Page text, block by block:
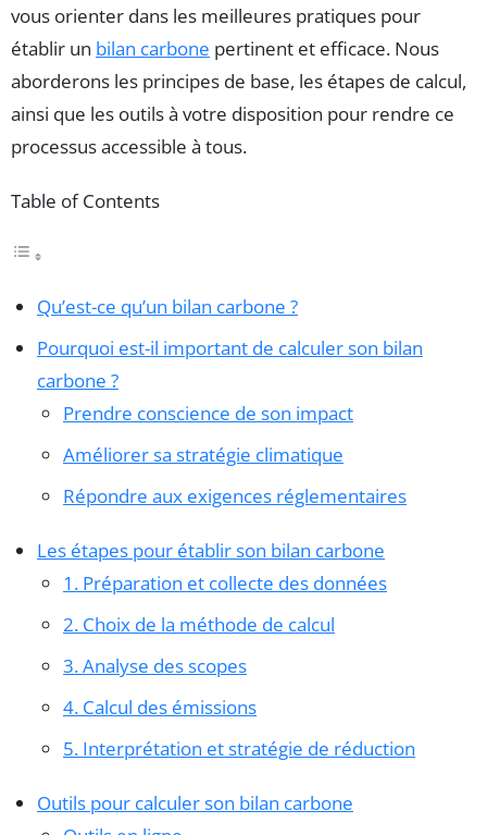
vous orienter dans les meilleures pratiques pour
établir un bilan carbone pertinent et efficace. Nous
aborderons les principes de base, les étapes de calcul,
ainsi que les outils à votre disposition pour rendre ce
processus accessible à tous.
Table of Contents
Qu’est-ce qu’un bilan carbone ?
Pourquoi est-il important de calculer son bilan
carbone ?
Prendre conscience de son impact
Améliorer sa stratégie climatique
Répondre aux exigences réglementaires
Les étapes pour établir son bilan carbone
1. Préparation et collecte des données
2. Choix de la méthode de calcul
3. Analyse des scopes
4. Calcul des émissions
5. Interprétation et stratégie de réduction
Outils pour calculer son bilan carbone